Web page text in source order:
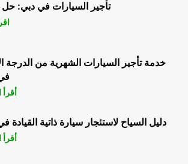
تأجير السيارات في دبي: حل
خدمة تأجير السيارات الشهرية من الدرجة
أقرأ
دليل السياح لاستئجار سيارة ذاتية القيادة
أقرأ